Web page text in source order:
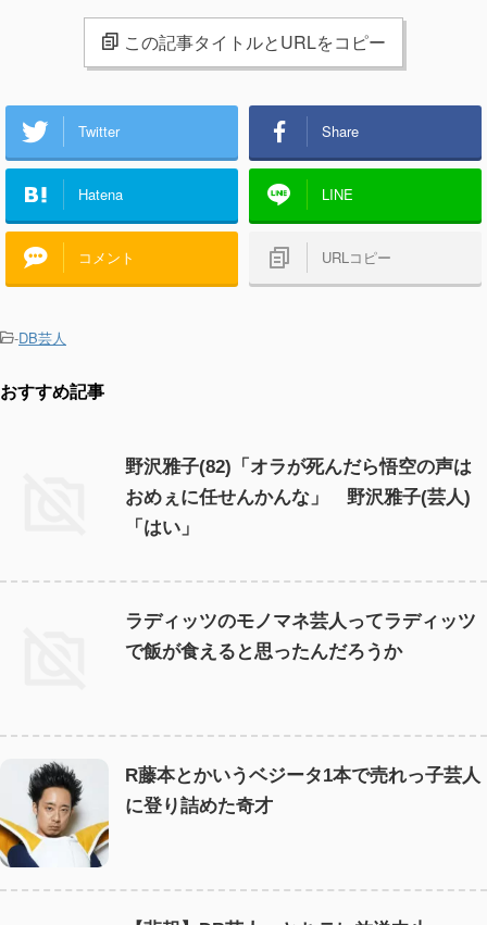
この記事タイトルとURLをコピー
Twitter Share
Hatena LINE
コメント URLコピー
-DB芸人
おすすめ記事
野沢雅子(82)「オラが死んだら悟空の声は
おめぇに任せんかんな」 野沢雅子(芸人)
「はい」
ラディッツのモノマネ芸人ってラディッツ
で飯が食えると思ったんだろうか
R藤本とかいうベジータ1本で売れっ子芸人
に登り詰めた奇才